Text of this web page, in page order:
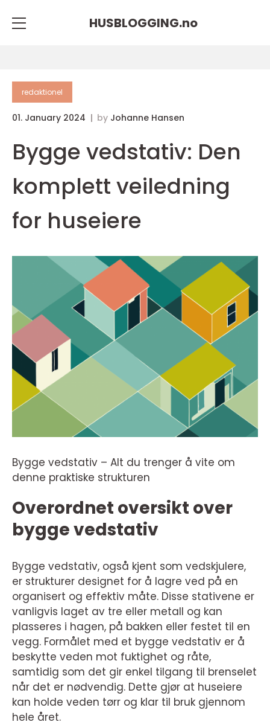
HUSBLOGGING.no
redaktionel
01. January 2024 by Johanne Hansen
Bygge vedstativ: Den
komplett veiledning
for huseiere
Bygge vedstativ – Alt du trenger å vite om
denne praktiske strukturen
Overordnet oversikt over
bygge vedstativ
Bygge vedstativ, også kjent som vedskjulere,
er strukturer designet for å lagre ved på en
organisert og effektiv måte. Disse stativene er
vanligvis laget av tre eller metall og kan
plasseres i hagen, på bakken eller festet til en
vegg. Formålet med et bygge vedstativ er å
beskytte veden mot fuktighet og råte,
samtidig som det gir enkel tilgang til brenselet
når det er nødvendig. Dette gjør at huseiere
kan holde veden tørr og klar til bruk gjennom
hele året.